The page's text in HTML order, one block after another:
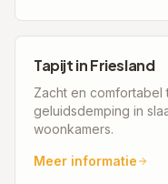
TapijtinFriesland
Zacht en comfortabel
geluidsdemping in
woonkamers.
Meer informatie